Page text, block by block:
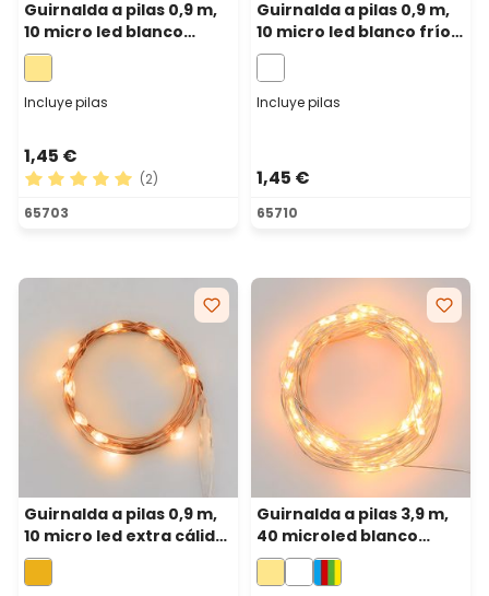
Guirnalda a pilas 0,9 m,
10 micro led blanco
cálido, cable metal
plata, micro portapilas
Incluye pilas
1,45 €
Calificación promedio de 5 de 5 estrellas
(2)
65703
Guirnalda a pilas 0,9 m,
10 micro led blanco frío,
cable metal plata, micro
portapilas
Incluye pilas
1,45 €
65710
Guirnalda a pilas 0,9 m,
10 micro led extra cálido,
cable metal cobre,
micro portapilas
Guirnalda a pilas 3,9 m,
40 microled blanco
cálido, cable metal plata